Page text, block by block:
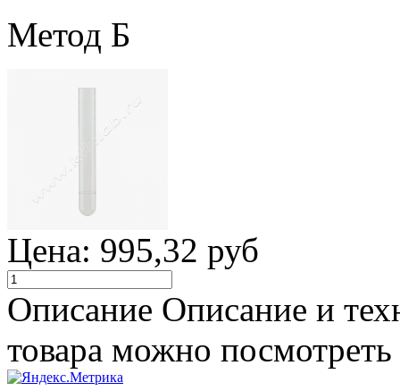
Метод Б
Цена: 995,32 руб
Описание Описание и
товара можно